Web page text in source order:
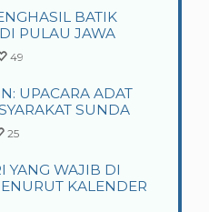
BATIK
PULAU JAWA
49
UPACARA ADAT
SUNDA
25
YANG WAJIB DI
KALENDER